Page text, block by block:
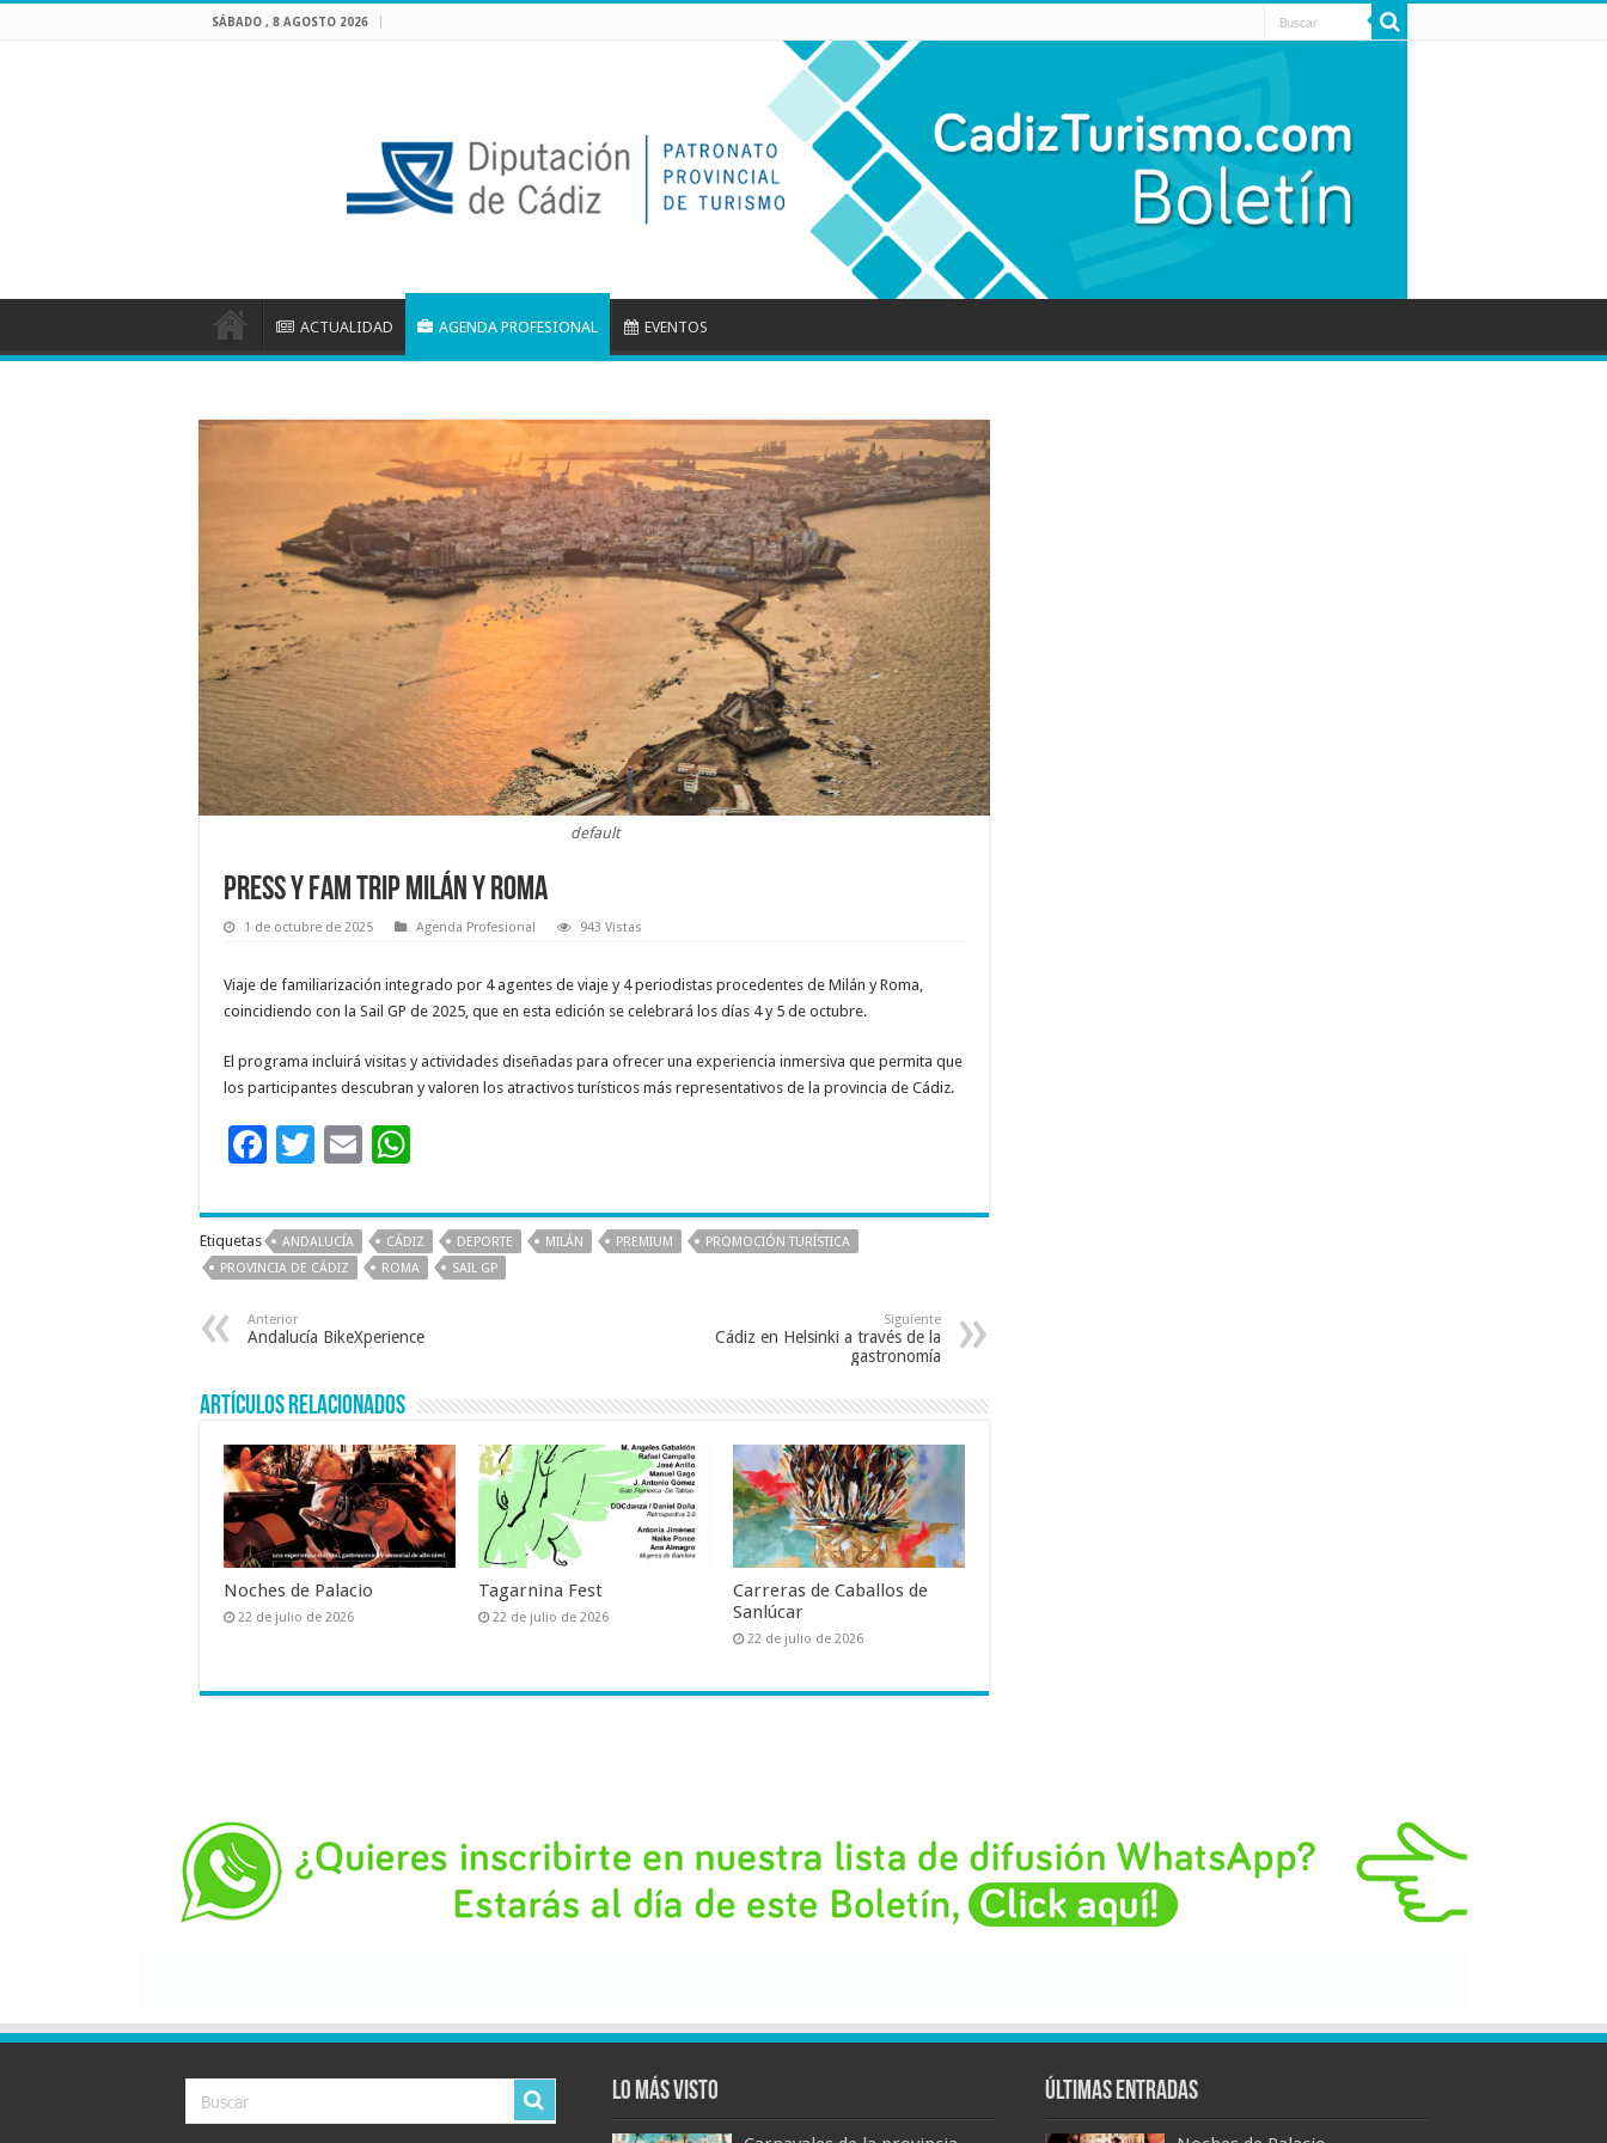
SÁBADO , 8 AGOSTO 2026
ACTUALIDAD AGENDA PROFESIONAL EVENTOS
default
Press y Fam Trip Milán y Roma
1 de octubre de 2025 Agenda Profesional 943 Vistas
Viaje de familiarización integrado por 4 agentes de viaje y 4 periodistas procedentes de Milán y Roma,
coincidiendo con la Sail GP de 2025, que en esta edición se celebrará los días 4 y 5 de octubre.
El programa incluirá visitas y actividades diseñadas para ofrecer una experiencia inmersiva que permita que
los participantes descubran y valoren los atractivos turísticos más representativos de la provincia de Cádiz.
F
e
b
o
T
tt
er
E
ai
l
at
sA
p
Etiquetas ANDALUCÍA CÁDIZ DEPORTE MILÁN PREMIUM
PROMOCIÓN TURÍSTICA
PROVINCIA DE CÁDIZ
ROMA SAIL GP
Anterior
Andalucía BikeXperience
Siguiente
Cádiz en Helsinki a través de la
gastronomía
Artículos relacionados
Noches de Palacio
22 de julio de 2026
Tagarnina Fest
22 de julio de 2026
Carreras de Caballos de
Sanlúcar
22 de julio de 2026
Lo más visto Últimas entradas